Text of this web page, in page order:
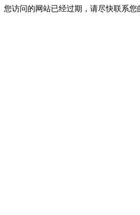
您访问的网站已经过期，请尽快联系您